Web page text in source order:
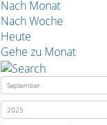
Nach Monat
Nach Woche
Heute
Gehe zu Monat